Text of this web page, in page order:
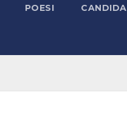
POESI CANDIDA